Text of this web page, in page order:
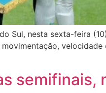
Sul, nesta sexta-feira
semifinais,